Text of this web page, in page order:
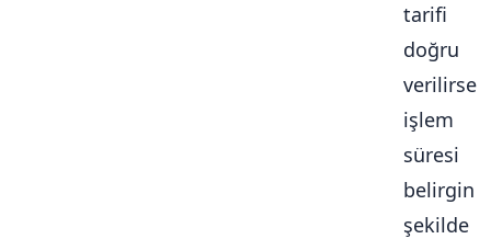
tarifi
doğru
verilirse
işlem
süresi
belirgin
şekilde